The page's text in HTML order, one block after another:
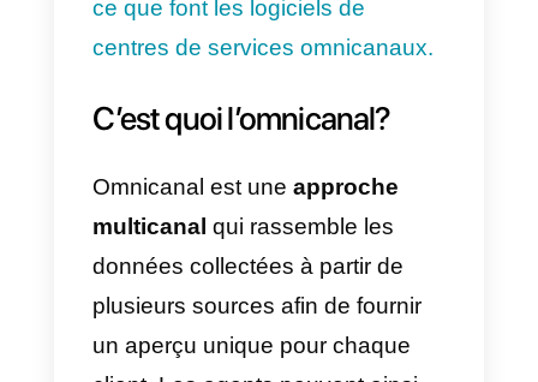
Mais si l’on considèrele nombre
de façons de contacter
– par téléphone, par courriel, par
les réseaux sociaux comme
Facebook Messengeret
WhatsApp, par des tickets